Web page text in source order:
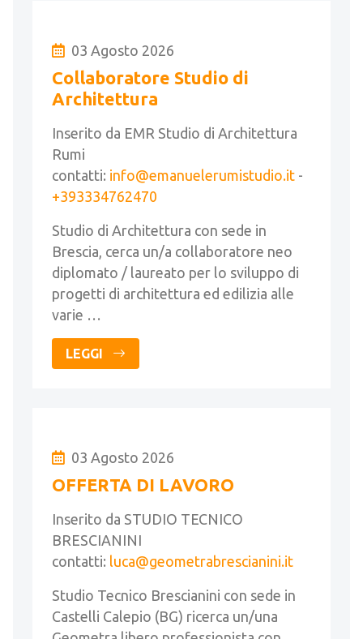
03 Agosto 2026
Collaboratore Studio di
Architettura
Inserito da EMR Studio di Architettura
Rumi
contatti: info@emanuelerumistudio.it -
+393334762470
Studio di Architettura con sede in
Brescia, cerca un/a collaboratore neo
diplomato / laureato per lo sviluppo di
progetti di architettura ed edilizia alle
varie …
LEGGI
03 Agosto 2026
OFFERTA DI LAVORO
Inserito da STUDIO TECNICO
BRESCIANINI
contatti: luca@geometrabrescianini.it
Studio Tecnico Brescianini con sede in
Castelli Calepio (BG) ricerca un/una